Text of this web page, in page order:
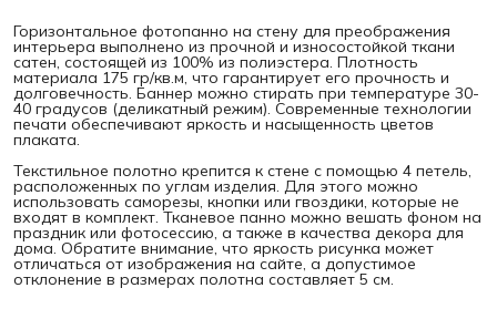
Горизонтальное фотопанно на стену для преображения
интерьера выполнено из прочной и износостойкой ткани
сатен, состоящей из 100% из полиэстера. Плотность
материала 175 гр/кв.м, что гарантирует его прочность и
долговечность. Баннер можно стирать при температуре 30-
40 градусов (деликатный режим). Современные технологии
печати обеспечивают яркость и насыщенность цветов
плаката.
Текстильное полотно крепится к стене с помощью 4 петель,
расположенных по углам изделия. Для этого можно
использовать саморезы, кнопки или гвоздики, которые не
входят в комплект. Тканевое панно можно вешать фоном на
праздник или фотосессию, а также в качества декора для
дома. Обратите внимание, что яркость рисунка может
отличаться от изображения на сайте, а допустимое
отклонение в размерах полотна составляет 5 см.